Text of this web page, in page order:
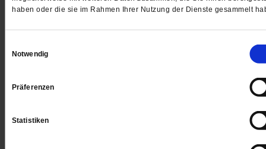
haben oder die sie im Rahmen Ihrer Nutzung der Dienste gesammelt
Notwendig
Präferenzen
Statistiken
Schwangere Maria im Linzer Dom geköpft
Künstlerin sieht in der Gewalt einen Hinweis auf ein